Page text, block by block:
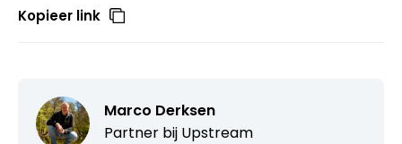
Kopieer link
Marco Derksen
Partner bij Upstream